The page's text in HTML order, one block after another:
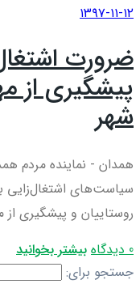
۱۳۹۷-۱۱-۱۲
ضرورت
پیشگیری از
شهر
همدان - نماینده مردم
سیاست‌های اشتغال‌زایی
روستاییان و پیشگیری
0 دیدگاه
بیشتر بخوانید
جستجو برای: